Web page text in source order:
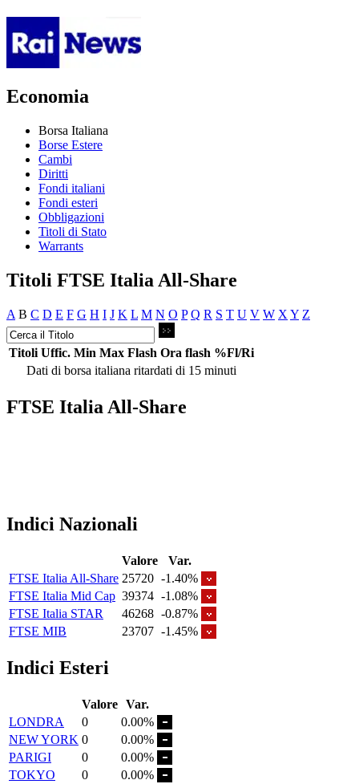
Economia
Borsa Italiana
Borse Estere
Cambi
Diritti
Fondi italiani
Fondi esteri
Obbligazioni
Titoli di Stato
Warrants
Titoli FTSE Italia All-Share
A B C D E F G H I J K L M N O P Q R S T U V W X Y Z
Titoli Uffic. Min Max Flash Ora flash %Fl/Ri
Dati di borsa italiana ritardati di 15 minuti
FTSE Italia All-Share
Indici Nazionali
Valore
Var.
FTSE Italia All-Share 25720 -1.40%
FTSE Italia Mid Cap 39374 -1.08%
FTSE Italia STAR
46268 -0.87%
FTSE MIB
23707 -1.45%
Indici Esteri
Valore Var.
LONDRA
0
0.00%
NEW YORK 0
0.00%
PARIGI
0
0.00%
TOKYO
0
0.00%